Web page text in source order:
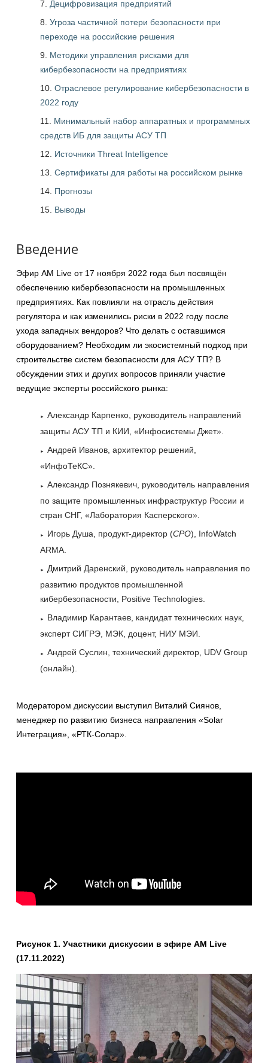
Децифровизация предприятий
Угроза частичной потери безопасности при
переходе на российские решения
Методики управления рисками для
кибербезопасности на предприятиях
Отраслевое регулирование кибербезопасности в
2022 году
Минимальный набор аппаратных и программных
средств ИБ для защиты АСУ ТП
Источники Threat Intelligence
Сертификаты для работы на российском рынке
Прогнозы
Выводы
Введение
Эфир AM Live от 17 ноября 2022 года был посвящён
обеспечению кибербезопасности на промышленных
предприятиях. Как повлияли на отрасль действия
регулятора и как изменились риски в 2022 году после
ухода западных вендоров? Что делать с оставшимся
оборудованием? Необходим ли экосистемный подход при
строительстве систем безопасности для АСУ ТП? В
обсуждении этих и других вопросов приняли участие
ведущие эксперты российского рынка:
Александр Карпенко, руководитель направлений
защиты АСУ ТП и КИИ, «Инфосистемы Джет».
Андрей Иванов, архитектор решений,
«ИнфоТеКС».
Александр Познякевич, руководитель направления
по защите промышленных инфраструктур России и
стран СНГ, «Лаборатория Касперского».
Игорь Душа, продукт-директор (CPO), InfoWatch
ARMA.
Дмитрий Даренский, руководитель направления по
развитию продуктов промышленной
кибербезопасности, Positive Technologies.
Владимир Карантаев, кандидат технических наук,
эксперт СИГРЭ, МЭК, доцент, НИУ МЭИ.
Андрей Суслин, технический директор, UDV Group
(онлайн).
Модератором дискуссии выступил Виталий Сиянов,
менеджер по развитию бизнеса направления «Solar
Интеграция», «РТК-Солар».
Рисунок 1. Участники дискуссии в эфире AM Live
(17.11.2022)